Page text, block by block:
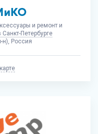
и ремонт и
Санкт-Петербурге
н), Россия